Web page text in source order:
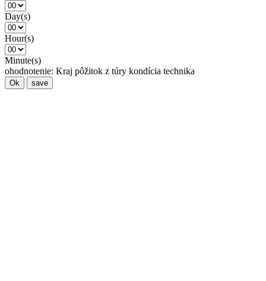
Day(s)
Hour(s)
Minute(s)
ohodnotenie: Kraj pôžitok z túry kondícia technika
Ok save